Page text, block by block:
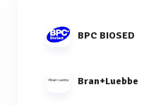
BPC BIOSED
Bran+Luebbe